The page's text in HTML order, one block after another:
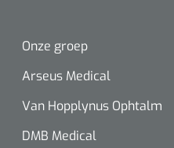
Onze groep
Arseus Medical
Van Hopplynus Ophtalm
DMB Medical